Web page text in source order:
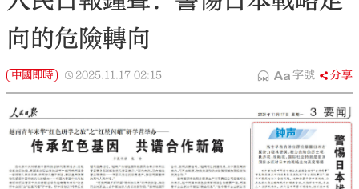
向的危險轉向
中國即時 2025.11.17 02:15 字號 分享